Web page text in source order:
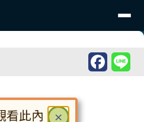
× 關閉
看此內